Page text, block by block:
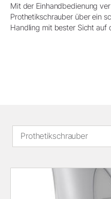
Mit der Einhandbedienung
Prothetikschrauber über ein
Handling mit bester Sicht auf
Prothetikschrauber